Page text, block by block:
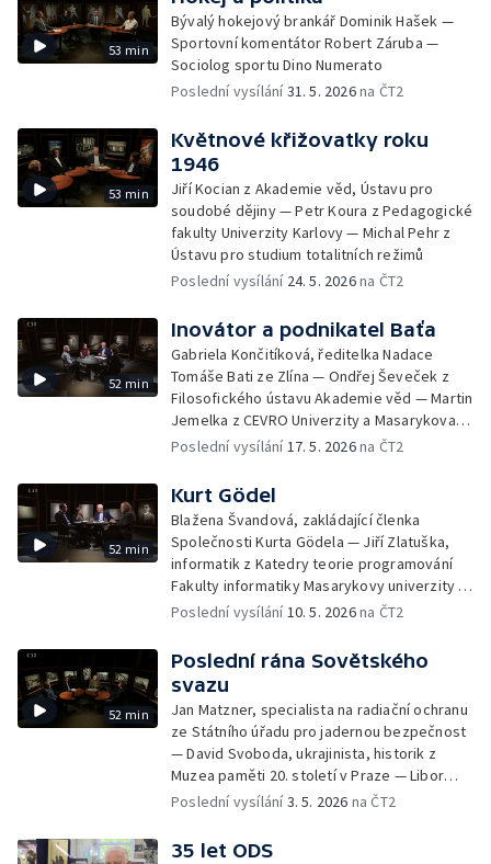
53 min
Bývalý hokejový brankář Dominik Hašek —
Sportovní komentátor Robert Záruba —
Sociolog sportu Dino Numerato
Poslední vysílání31. 5. 2026na ČT2
53 min
Květnové křižovatky roku
1946
Jiří Kocian z Akademie věd, Ústavu pro
soudobé dějiny — Petr Koura z Pedagogické
fakulty Univerzity Karlovy — Michal Pehr z
Ústavu pro studium totalitních režimů
Poslední vysílání 24. 5. 2026na ČT2
52 min
Inovátor a podnikatel Baťa
Gabriela Končitíková, ředitelka Nadace
Tomáše Bati ze Zlína — Ondřej Ševeček z
Filosofického ústavu Akademie věd — Martin
Jemelka z CEVRO Univerzity a Masarykova
ústavu — a Archivu Akademie věd
Poslední vysílání17. 5. 2026na ČT2
52 min
Kurt Gödel
Blažena Švandová, zakládající členka
Společnosti Kurta Gödela — Jiří Zlatuška,
informatik z Katedry teorie programování
Fakulty informatiky Masarykovy univerzity —
Jiří Raclavský, logik a filozof z Katedry
univerzity
Poslední vysílání10. 5. 2026na ČT2
52 min
Poslední rána Sovětského
svazu
Jan Matzner, specialista na radiační ochranu
ze Státního úřadu pro jadernou bezpečnost
— David Svoboda, ukrajinista, historik z
Muzea paměti 20. století v Praze — Libor
Svoboda, historik z Ústavu pro studium
Poslední vysílání3. 5. 2026 na ČT2
35 let ODS